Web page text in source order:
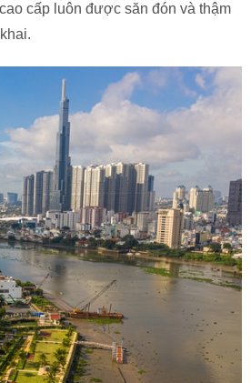
cấp luôn được săn đón và thậm